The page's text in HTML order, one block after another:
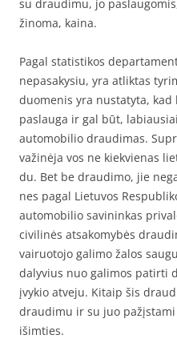
su draudimu, jo
žinoma, kaina.
Pagal statistikos
nepasakysiu, yra atliktas
duomenis yra nustatyta,
paslauga ir gal būt,
automobilio draudimas.
važinėja vos ne kiekvienas
du. Bet be draudimo, jie
nes pagal Lietuvos
automobilio savininkas
civilinės atsakomybės
vairuotojo galimo žalos
dalyvius nuo galimos patirti
įvykio atveju. Kitaip šis
draudimu ir su juo
išimties.